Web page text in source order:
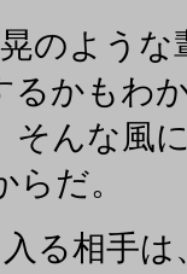
のよう
るかもわ
そんな風
だ。
る相手